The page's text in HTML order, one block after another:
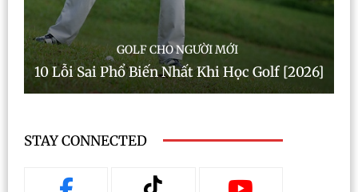
GOLF CHO NGƯỜI MỚI
10 Lỗi Sai Phổ Biến Nhất Khi Học Golf [2026]
STAY CONNECTED